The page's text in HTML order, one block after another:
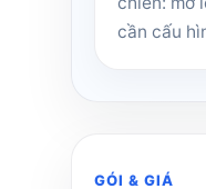
cần cấu
GÓI & GIÁ